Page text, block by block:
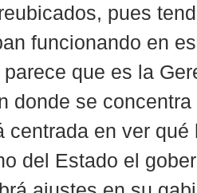
pues
funcionando en
que es la
donde se
centrada en ver
del Estado el